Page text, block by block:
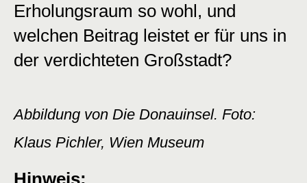
Erholungsraum so wohl, und
welchen Beitrag leistet er für uns in
der verdichteten Großstadt?
Abbildung von Die Donauinsel. Foto:
Klaus Pichler, Wien Museum